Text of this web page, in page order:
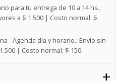
para tu entrega de 10 a 14 hs.:
a $ 1.500 | Costo normal: $
- Agenda día y horario.: Envío sin
| Costo normal: $ 150.